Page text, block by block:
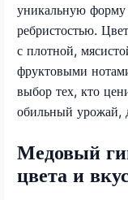
уникальную
ребристостью.
с плотной,
фруктовыми
выбор тех, кто
обильный урожай,
Медовый
цвета и